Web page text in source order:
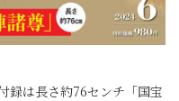
録は長さ約76センチ「国宝